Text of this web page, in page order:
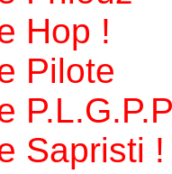
Hop !
Pilote
Sapristi !